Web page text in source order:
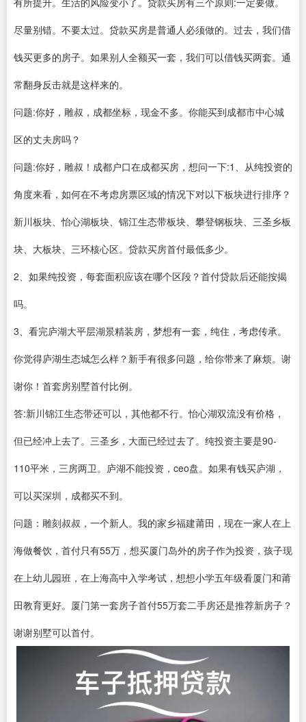
尽量别错。不要太过。贷款买房是普通人必须做的。过去，我们借
钱买更多的房子。如果别人全额买一套，我们可以借钱买两套。通
常翻身反击就是这样来的。
问题:你好，雕叔，成都坐标，现金不多。你能买到成都市中心城
区的丈夫房吗？
问题:你好，雕叔！成都户口在成都买房，想问一下:1、从纯投资的
角度来看，如何在不考虑房票区域的情况下对以下板块进行排序？
新川板块、怡心湖板块、锦江生态带板块、攀登钢板块、三圣乡板
块、大板块、三环核心区。贷款买房首付最低多少。
2、如果纯投资，每套面积应该在哪个区段？首付贷款后还能按揭
吗。
3、看完庐湖大平层湖景精装房，梦想有一套，纯住，考虑传承。
你觉得庐湖生态城怎么样？新手有很多问题，给你带来了麻烦。谢
谢你！首套房别墅首付比例。
答:新川锦江生态带还可以，其他都不行。怡心湖双流没有价格，
但已经冲上去了。三圣乡，大面已经过去了。纯投资主要是90-
110平米，三房两卫。庐湖不能投资，ceo盘。如果有钱买庐湖，
可以买深圳，成都买不到。
问题：雕刻叔叔，一个新人。我的家乡福建莆田，现在一家人在上
海做餐饮，首付只有55万，想买厦门岛外的房子作为投资，孩子现
在上幼儿园班，在上海高中入学考试，想想小学五年级看厦门和莆
田教育更好。厦门第一套房子首付55万套二手房还是推荐新房子？
谢谢别墅可以首付。